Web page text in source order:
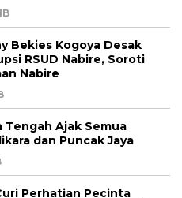
Bekies Kogoya Desak
RSUD Nabire, Soroti
Nabire
Tengah Ajak Semua
dan Puncak Jaya
Perhatian Pecinta